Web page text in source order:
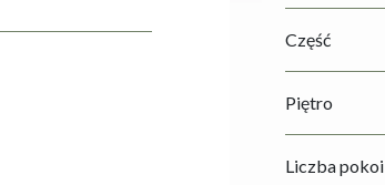
Część
Piętro
Liczba pokoi